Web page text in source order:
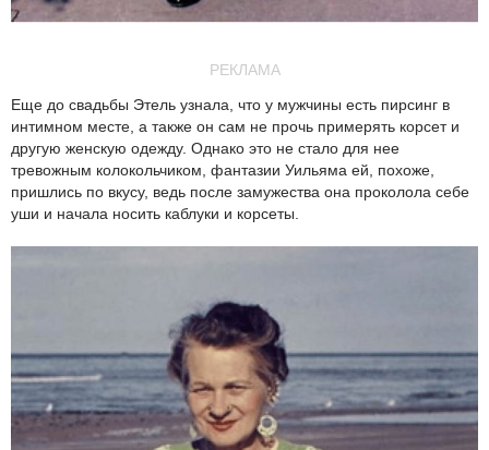
РЕКЛАМА
Еще до свадьбы Этель узнала, что у мужчины есть пирсинг в
интимном месте, а также он сам не прочь примерять корсет и
другую женскую одежду. Однако это не стало для нее
тревожным колокольчиком, фантазии Уильяма ей, похоже,
пришлись по вкусу, ведь после замужества она проколола себе
уши и начала носить каблуки и корсеты.